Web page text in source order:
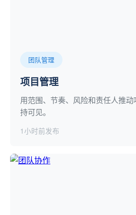
团队管理
项目管理
用范围、节奏、风险和责任人推
持可见。
1小时前发布